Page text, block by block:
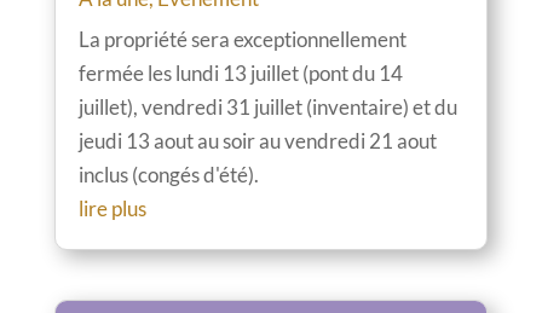
La propriété sera exceptionnellement
fermée les lundi 13 juillet (pont du 14
juillet), vendredi 31 juillet (inventaire) et du
jeudi 13 aout au soir au vendredi 21 aout
inclus (congés d'été).
lire plus